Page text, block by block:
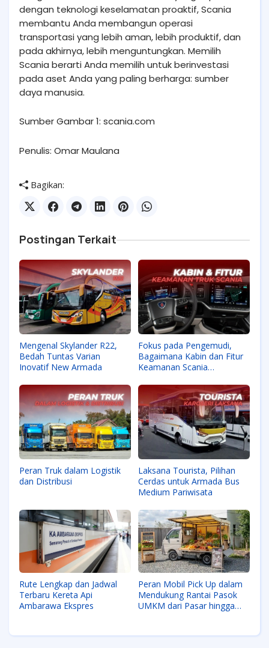
dengan teknologi keselamatan proaktif, Scania
membantu Anda membangun operasi
transportasi yang lebih aman, lebih produktif, dan
pada akhirnya, lebih menguntungkan. Memilih
Scania berarti Anda memilih untuk berinvestasi
pada aset Anda yang paling berharga: sumber
daya manusia.
Sumber Gambar 1: scania.com
Penulis: Omar Maulana
Bagikan:
Postingan Terkait
Mengenal Skylander R22,
Bedah Tuntas Varian
Inovatif New Armada
Fokus pada Pengemudi,
Bagaimana Kabin dan Fitur
Keamanan Scania
Peran Truk dalam Logistik
dan Distribusi
Laksana Tourista, Pilihan
Cerdas untuk Armada Bus
Medium Pariwisata
Rute Lengkap dan Jadwal
Terbaru Kereta Api
Ambarawa Ekspres
Peran Mobil Pick Up dalam
Mendukung Rantai Pasok
UMKM dari Pasar hingga